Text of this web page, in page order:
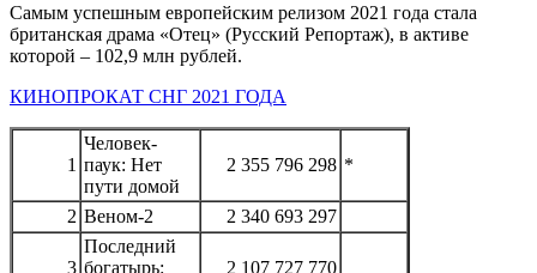
Самым успешным европейским релизом 2021 года стала
британская драма «Отец» (Русский Репортаж), в активе
которой – 102,9 млн рублей.
КИНОПРОКАТ СНГ 2021 ГОДА
1
Человек-
паук: Нет
пути домой
2 355 796 298 *
2 Веном-2 2 340 693 297
3
Последний
богатырь:
2 107 727 770